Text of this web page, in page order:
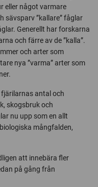
eller något varmare
sävsparv ”kallare” fåglar
Generellt har forskarna
och färre av de ”kalla”.
och arter som
nya ”varma” arter som
antal och
skogsbruk och
nu upp som en allt
mångfalden,
att innebära fler
på gång från